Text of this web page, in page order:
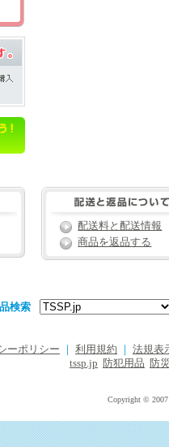
配送料と配送情報
商品を返品する
検索
ーポリシー 利用規約
法規表
tssp.jp
防犯用品 防
Copyright © 2007